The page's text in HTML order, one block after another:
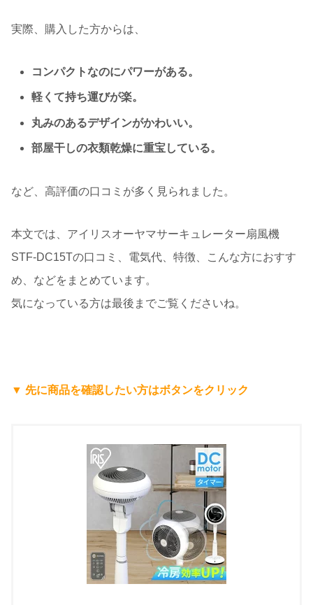
実際、購入した方からは、
コンパクトなのにパワーがある。
軽くて持ち運びが楽。
丸みのあるデザインがかわいい。
部屋干しの衣類乾燥に重宝している。
など、高評価の口コミが多く見られました。
本文では、アイリスオーヤマサーキュレーター扇風機
STF-DC15Tの口コミ、電気代、特徴、こんな方におすす
め、などをまとめています。
気になっている方は最後までご覧くださいね。
▼ 先に商品を確認したい方はボタンをクリック